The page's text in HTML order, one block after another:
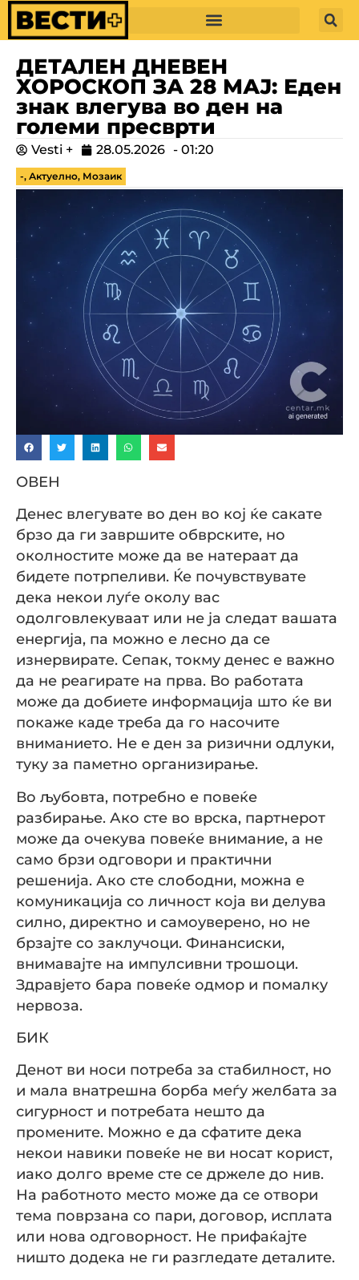
ДЕТАЛЕН ДНЕВЕН
ХОРОСКОП ЗА 28 МАЈ: Еден
знак влегува во ден на
големи пресврти
Vesti + 28.05.2026 - 01:20
-, Актуелно, Мозаик
ОВЕН
Денес влегувате во ден во кој ќе сакате
брзо да ги завршите обврските, но
околностите може да ве натераат да
бидете потрпеливи. Ќе почувствувате
дека некои луѓе околу вас
одолговлекуваат или не ја следат вашата
енергија, па можно е лесно да се
изнервирате. Сепак, токму денес е важно
да не реагирате на прва. Во работата
може да добиете информација што ќе ви
покаже каде треба да го насочите
вниманието. Не е ден за ризични одлуки,
туку за паметно организирање.
Во љубовта, потребно е повеќе
разбирање. Ако сте во врска, партнерот
може да очекува повеќе внимание, а не
само брзи одговори и практични
решенија. Ако сте слободни, можна е
комуникација со личност која ви делува
силно, директно и самоуверено, но не
брзајте со заклучоци. Финансиски,
внимавајте на импулсивни трошоци.
Здравјето бара повеќе одмор и помалку
нервоза.
БИК
Денот ви носи потреба за стабилност, но
и мала внатрешна борба меѓу желбата за
сигурност и потребата нешто да
промените. Можно е да сфатите дека
некои навики повеќе не ви носат корист,
иако долго време сте се држеле до нив.
На работното место може да се отвори
тема поврзана со пари, договор, исплата
или нова одговорност. Не прифаќајте
ништо додека не ги разгледате деталите.